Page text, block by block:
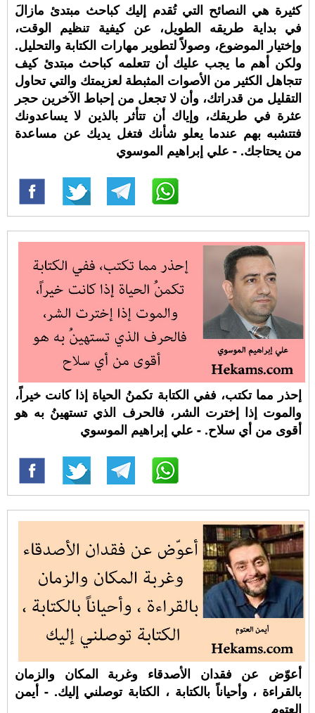
كثيرة هي النصائح التي تُقدم إليك كباحث مبتدئ مازالَ
في بداية طريقه الطويل، عن كيفية تنظيم الوقت،
وإختيار الموضوع، وصولاً لتطوير مهارات الكتابة والتحليل.
ولكن أهم ما يجب عليك أن تتعلمه كباحث مبتدئ كيف
تتجاهل الكثير من الأصوات المثبطة لعزيمتك والتي تحاول
التقليل من قدراتك، وأن لا تجعل من إحباط الآخرين حجر
عثرة في طريقك، وإياك أن تتأثر بالذين لا يساعدونك
فتتشبه بهم عندما يعلو شأنك فتغل يديك عن مساعدة
من يحتاجك. - علي إبراهيم الموسوي
إحذر مما تكتب، ففي الكتابة تكمنُ الحياة إذا كانت خيراً،
والموت إذا إخترت الشر، فالحرف الذي تستهينُ به هو
أقوى من أي سلاح. - علي إبراهيم الموسوي
أعوّض عن فقدان الأصدقاء وغربة المكان والزمان
بالقراءة ، وأحياناً بالكتابة ، الكتابة توصلني إليك. - أيمن
العتوم